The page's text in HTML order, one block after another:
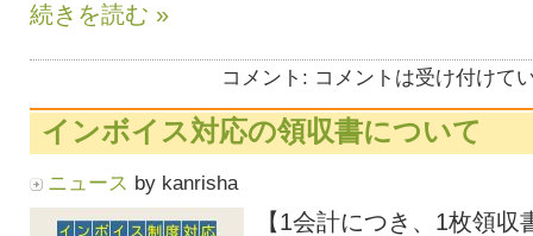
続きを読む »
コメント: コメントは受け付けて
インボイス対応の領収書について
ニュース by kanrisha
【1会計につき、1枚領